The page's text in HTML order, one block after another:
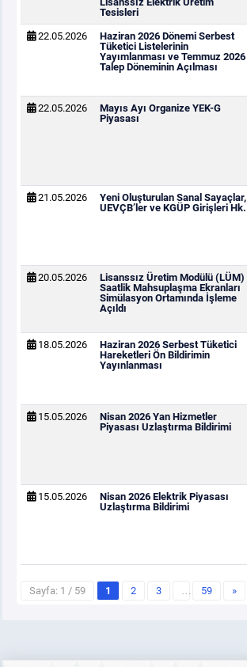
Tesisleri
22.05.2026
Haziran 2026 Dönemi Serbest
Tüketici Listelerinin
Yayımlanması ve Temmuz 2026
Talep Döneminin Açılması
22.05.2026
Mayıs Ayı Organize YEK-G
Piyasası
21.05.2026
Yeni Oluşturulan Sanal Sayaçlar,
UEVÇB’ler ve KGÜP Girişleri Hk.
20.05.2026
Lisanssız Üretim Modülü (LÜM)
Saatlik Mahsuplaşma Ekranları
Simülasyon Ortamında İşleme
Açıldı
18.05.2026
Haziran 2026 Serbest Tüketici
Hareketleri Ön Bildirimin
Yayınlanması
15.05.2026
Nisan 2026 Yan Hizmetler
Piyasası Uzlaştırma Bildirimi
15.05.2026
Nisan 2026 Elektrik Piyasası
Uzlaştırma Bildirimi
Sayfa: 1 / 59 1 2 3 … 59 »